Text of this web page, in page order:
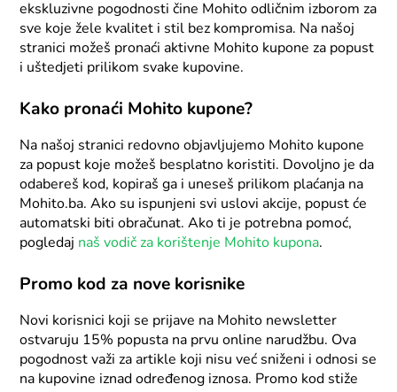
ekskluzivne pogodnosti čine Mohito odličnim izborom za
sve koje žele kvalitet i stil bez kompromisa. Na našoj
stranici možeš pronaći aktivne Mohito kupone za popust
i uštedjeti prilikom svake kupovine.
Kako pronaći Mohito kupone?
Na našoj stranici redovno objavljujemo Mohito kupone
za popust koje možeš besplatno koristiti. Dovoljno je da
odabereš kod, kopiraš ga i uneseš prilikom plaćanja na
Mohito.ba. Ako su ispunjeni svi uslovi akcije, popust će
automatski biti obračunat. Ako ti je potrebna pomoć,
pogledaj naš vodič za korištenje Mohito kupona.
Promo kod za nove korisnike
Novi korisnici koji se prijave na Mohito newsletter
ostvaruju 15% popusta na prvu online narudžbu. Ova
pogodnost važi za artikle koji nisu već sniženi i odnosi se
na kupovine iznad određenog iznosa. Promo kod stiže